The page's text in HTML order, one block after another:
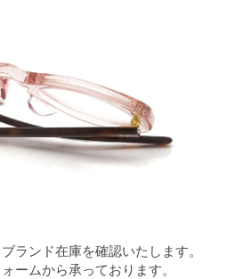
ランド在庫を確認いたします。
ームから承っております。